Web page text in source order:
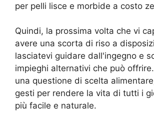
per pelli lisce e morbide a costo
Quindi, la prossima volta che vi
avere una scorta di riso a
lasciatevi guidare dall'ingegno e
impieghi alternativi che può
una questione di scelta
gesti per rendere la vita di tutti i
più facile e naturale.